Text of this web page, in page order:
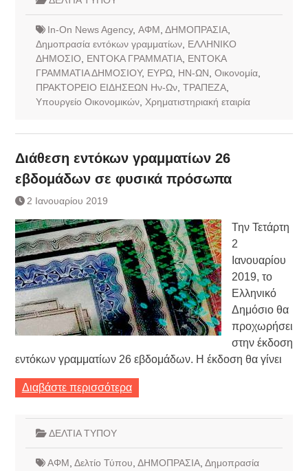
In-On News Agency, ΑΦΜ ΔΗΜΟΠΡΑΣΙΑ,
Δημοπρασία εντόκων γραμματίων, ΕΛΛΗΝΙΚΟ
ΔΗΜΟΣΙΟ
ΕΝΤΟΚΑ ΓΡΑΜΜΑΤΙΑ, ΕΝΤΟΚΑ
ΓΡΑΜΜΑΤΙΑ ΔΗΜΟΣΙΟΥ, ΕΥΡΩ, ΗΝ-ΩΝ Οικονομία,
ΠΡΑΚΤΟΡΕΙΟ ΕΙΔΗΣΕΩΝ Ην-Ων, ΤΡΑΠΕΖΑ,
Υπουργείο Οικονομικών, Χρηματιστηριακή εταιρία
Διάθεση εντόκων γραμματίων 26
εβδομάδων σε φυσικά πρόσωπα
2 Ιανουαρίου 2019
Την Τετάρτη
2
Ιανουαρίου
2019, το
Ελληνικό
Δημόσιο θα
προχωρήσει
στην έκδοση
εντόκων γραμματίων 26 εβδομάδων. Η έκδοση θα γίνει
Διαβάστε περισσότερα
ΔΕΛΤΙΑ ΤΥΠΟΥ
ΑΦΜ Δελτίο Τύπου ΔΗΜΟΠΡΑΣΙΑ, Δημοπρασία